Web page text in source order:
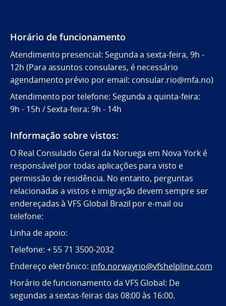
Horário de funcionamento
Atendimento presencial: Segunda a sexta-feira, 9h -
12h (Para assuntos consulares, é necessário
agendamento prévio por email: consular.rio@mfa.no)
Atendimento por telefone: Segunda a quinta-feira:
9h - 15h / Sexta-feira: 9h - 14h
Informação sobre vistos:
O Real Consulado Geral da Noruega em Nova York é
responsável por todas aplicações para visto e
permissão de residência. No entanto, perguntas
relacionadas a vistos e imigração devem sempre ser
endereçadas à VFS Global Brazil por e-mail ou
telefone:
Linha de apoio:
Telefone: + 55 71 3500-2032
Endereço eletrônico: info.norwayrio@vfshelpline.com
Horário de funcionamento da VFS Global: De
segundas a sextas-feiras das 08:00 às 16:00.